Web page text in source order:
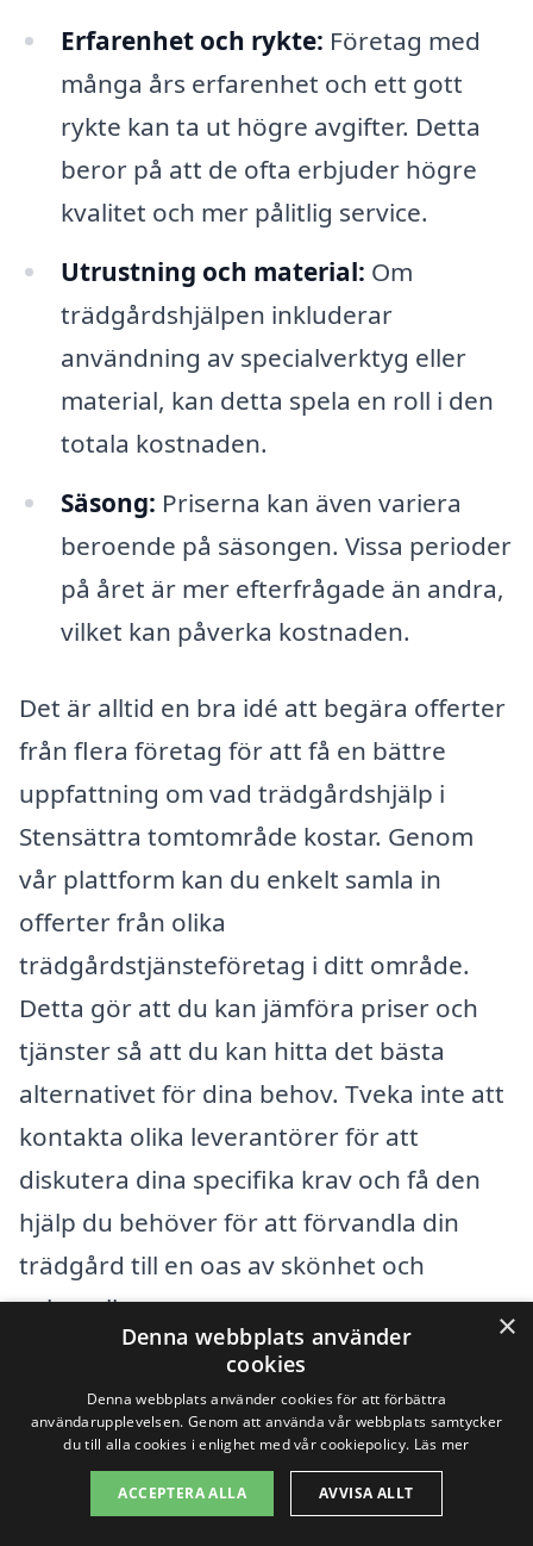
Erfarenhet och rykte: Företag med
många års erfarenhet och ett gott
rykte kan ta ut högre avgifter. Detta
beror på att de ofta erbjuder högre
kvalitet och mer pålitlig service.
Utrustning och material: Om
trädgårdshjälpen inkluderar
användning av specialverktyg eller
material, kan detta spela en roll i den
totala kostnaden.
Säsong: Priserna kan även variera
beroende på säsongen. Vissa perioder
på året är mer efterfrågade än andra,
vilket kan påverka kostnaden.
Det är alltid en bra idé att begära offerter
från flera företag för att få en bättre
uppfattning om vad trädgårdshjälp i
Stensättra tomtområde kostar. Genom
vår plattform kan du enkelt samla in
offerter från olika
trädgårdstjänsteföretag i ditt område.
Detta gör att du kan jämföra priser och
tjänster så att du kan hitta det bästa
alternativet för dina behov. Tveka inte att
kontakta olika leverantörer för att
diskutera dina specifika krav och få den
hjälp du behöver för att förvandla din
trädgård till en oas av skönhet och
avkoppling.
Få 3 erbjudanden, gratis och utan
förpliktelser
×
Denna webbplats använder
cookies
Denna webbplats använder cookies för att förbättra
användarupplevelsen. Genom att använda vår webbplats samtycker
du till alla cookies i enlighet med vår cookiepolicy. Läs mer
ACCEPTERA ALLA AVVISA ALLT